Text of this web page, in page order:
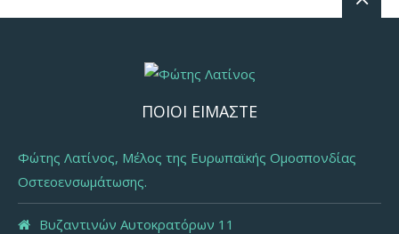
ΠΟΙΟΙ ΕΙΜΑΣΤΕ
Φώτης Λατίνος, Μέλος της Ευρωπαϊκής Ομοσπονδίας
Οστεοενσωμάτωσης.
Βυζαντινών Αυτοκρατόρων 11